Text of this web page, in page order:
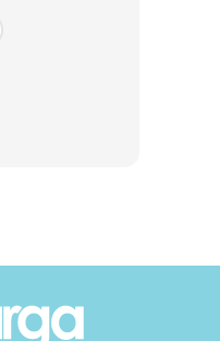
memberitahu adik yang
teruk sehingga